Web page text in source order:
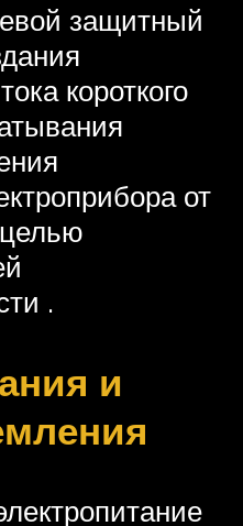
защитный
короткого
от
.
и